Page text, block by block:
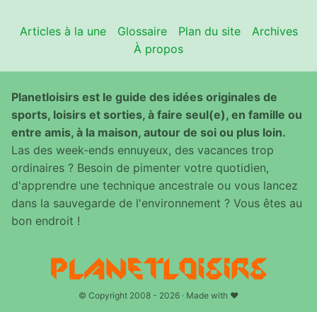
Articles à la une Glossaire Plan du site
Archives
À propos
Planetloisirs est le guide des idées originales de
sports, loisirs et sorties, à faire seul(e), en famille ou
entre amis, à la maison, autour de soi ou plus loin.
Las des week-ends ennuyeux, des vacances trop
ordinaires ? Besoin de pimenter votre quotidien,
d'apprendre une technique ancestrale ou vous lancez
dans la sauvegarde de l'environnement ? Vous êtes au
bon endroit !
© Copyright 2008 - 2026 · Made with ♥